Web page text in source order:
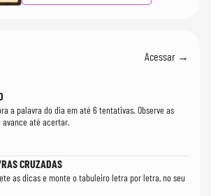
Acessar →
a palavra do dia em até 6 tentativas. Observe as
avance até acertar.
CRUZADAS
as dicas e monte o tabuleiro letra por letra, no seu